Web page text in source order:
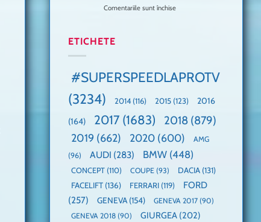
dube
Comentariile sunt închise
EV3
câștigătoare,
domină
ETICHETE
#SUPERSPEEDLAPROTV
(3234)
2014 (116) 2015 (123) 2016
(164) 2017 (1683) 2018 (879)
2019 (662) 2020 (600)
AMG
(96)
AUDI (283) BMW (448)
CONCEPT (110) COUPE (93) DACIA (131)
FACELIFT (136) FERRARI (119)
FORD
(257)
GENEVA(154) GENEVA 2017 (90)
GENEVA 2018 (90) GIURGEA (202)